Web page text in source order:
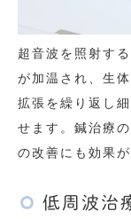
超音波を照射す
が加温され、生
拡張を繰り返し
せます。鍼治療
の改善にも効果が
低周波治